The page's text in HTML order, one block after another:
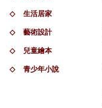
◇ 生活居家
◇ 藝術設計
◇ 兒童繪本
◇ 青少年小說